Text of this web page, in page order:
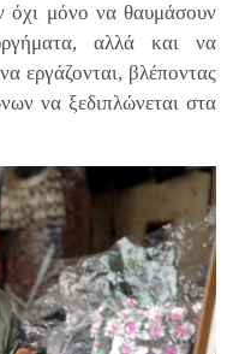
όχι μόνο να θαυμάσουν
αλλά και να
εργάζονται, βλέποντας
να ξεδιπλώνεται στα